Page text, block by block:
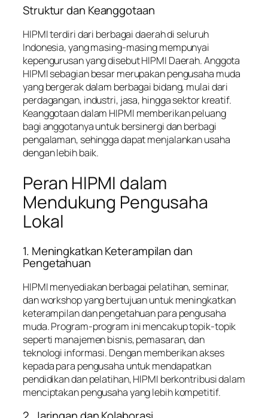
Struktur dan Keanggotaan
HIPMI terdiri dari berbagai daerah di seluruh
Indonesia, yang masing-masing mempunyai
kepengurusan yang disebut HIPMI Daerah. Anggota
HIPMI sebagian besar merupakan pengusaha muda
yang bergerak dalam berbagai bidang, mulai dari
perdagangan, industri, jasa, hingga sektor kreatif.
Keanggotaan dalam HIPMI memberikan peluang
bagi anggotanya untuk bersinergi dan berbagi
pengalaman, sehingga dapat menjalankan usaha
dengan lebih baik.
Peran HIPMI dalam
Mendukung Pengusaha
Lokal
1. Meningkatkan Keterampilan dan
Pengetahuan
HIPMI menyediakan berbagai pelatihan, seminar,
dan workshop yang bertujuan untuk meningkatkan
keterampilan dan pengetahuan para pengusaha
muda. Program-program ini mencakup topik-topik
seperti manajemen bisnis, pemasaran, dan
teknologi informasi. Dengan memberikan akses
kepada para pengusaha untuk mendapatkan
pendidikan dan pelatihan, HIPMI berkontribusi dalam
menciptakan pengusaha yang lebih kompetitif.